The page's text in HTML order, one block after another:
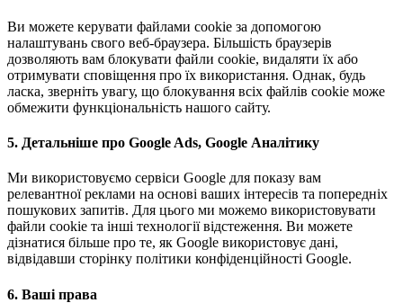
Ви можете керувати файлами cookie за допомогою
налаштувань свого веб-браузера. Більшість браузерів
дозволяють вам блокувати файли cookie, видаляти їх або
отримувати сповіщення про їх використання. Однак, будь
ласка, зверніть увагу, що блокування всіх файлів cookie може
обмежити функціональність нашого сайту.
5. Детальніше про Google Ads, Google Аналітику
Ми використовуємо сервіси Google для показу вам
релевантної реклами на основі ваших інтересів та попередніх
пошукових запитів. Для цього ми можемо використовувати
файли cookie та інші технології відстеження. Ви можете
дізнатися більше про те, як Google використовує дані,
відвідавши сторінку політики конфіденційності Google.
6. Ваші права